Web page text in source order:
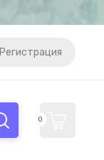
Регистрация
0